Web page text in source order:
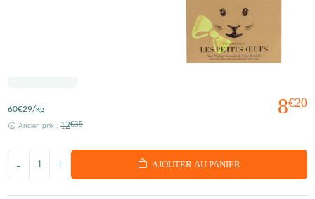
8€20
60€29/kg
Ancien prix : 12€35
+
- AJOUTER AU PANIER